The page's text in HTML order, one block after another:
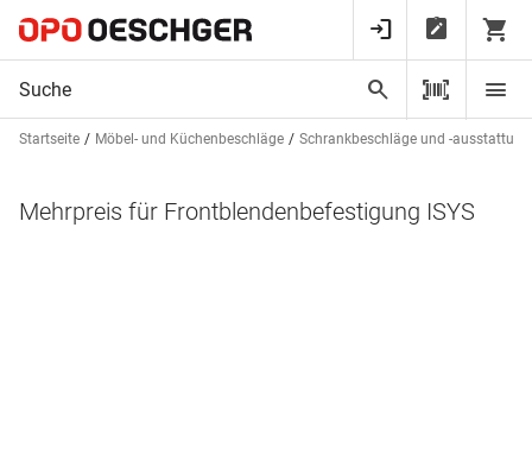
Startseite Möbel- und Küchenbeschläge Schrankbeschläge und -
Mehrpreis für Frontblendenbefestigung ISYS